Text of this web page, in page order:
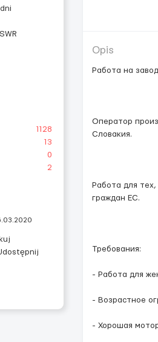
SWR
1128
13
0
2
Opis
Работа на
Оператор
Словакия.
Работа для
граждан ЕС.
Требования:
- Работа для
- Возрастное
- Хорошая